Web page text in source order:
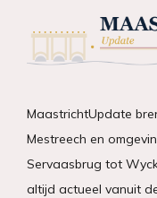
MaastrichtUpdate
Mestreech en
Servaasbrug tot
altijd actueel vanuit